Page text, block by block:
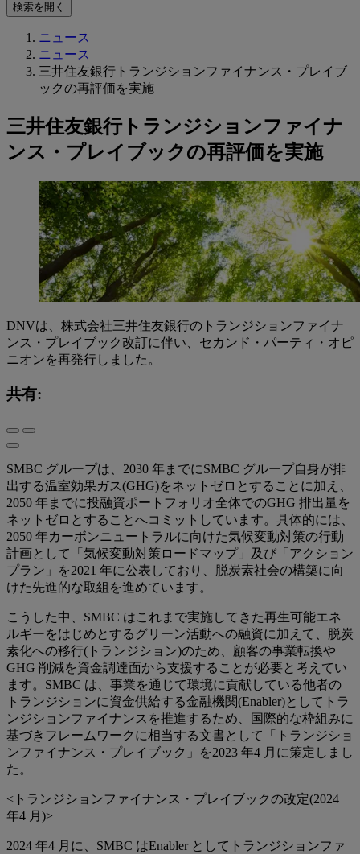
検索を開く
ニュース
ニュース
三井住友銀⾏トランジションファイナンス・プレイブ
ックの再評価を実施
三井住友銀⾏トランジションファイナ
ンス・プレイブックの再評価を実施
DNVは、株式会社三井住友銀⾏のトランジションファイナ
ンス・プレイブック改訂に伴い、セカンド・パーティ・オピ
ニオンを再発行しました。
共有:
SMBC グループは、2030 年までにSMBC グループ自身が排
出する温室効果ガス(GHG)をネットゼロとすることに加え、
2050 年までに投融資ポートフォリオ全体でのGHG 排出量を
ネットゼロとすることへコミットしています。具体的には、
2050 年カーボンニュートラルに向けた気候変動対策の行動
計画として「気候変動対策ロードマップ」及び「アクション
プラン」を2021 年に公表しており、脱炭素社会の構築に向
けた先進的な取組を進めています。
こうした中、SMBC はこれまで実施してきた再生可能エネ
ルギーをはじめとするグリーン活動への融資に加えて、脱炭
素化への移行(トランジション)のため、顧客の事業転換や
GHG 削減を資金調達面から支援することが必要と考えてい
ます。SMBC は、事業を通じて環境に貢献している他者の
トランジションに資金供給する金融機関(Enabler)としてトラ
ンジションファイナンスを推進するため、国際的な枠組みに
基づきフレームワークに相当する文書として「トランジショ
ンファイナンス・プレイブック」を2023 年4 月に策定しまし
た。
<トランジションファイナンス・プレイブックの改定(2024
年4 月)>
2024 年4 月に、SMBC はEnabler としてトランジションファ